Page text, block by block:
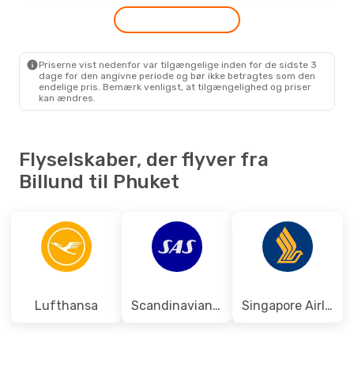
Lot Polish Airlines
3 Mellemlandinger
Priserne vist nedenfor var tilgængelige inden for de sidste 3
dage for den angivne periode og bør ikke betragtes som den
endelige pris. Bemærk venligst, at tilgængelighed og priser
kan ændres.
Flyselskaber, der flyver fra
Billund til Phuket
Lufthansa Scandinavian Airlines Singapore Airlines